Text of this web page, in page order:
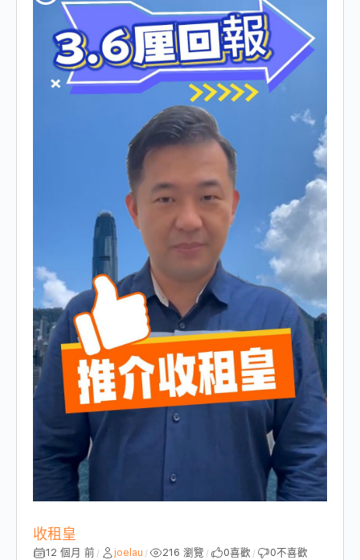
收租皇
12 個月 前 / joelau / 216 瀏覽 / 0喜歡 / 0不喜歡